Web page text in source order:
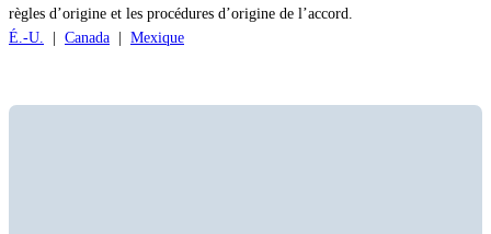
règles d’origine et les procédures d’origine de l’accord.
É.-U.
Canada Mexique